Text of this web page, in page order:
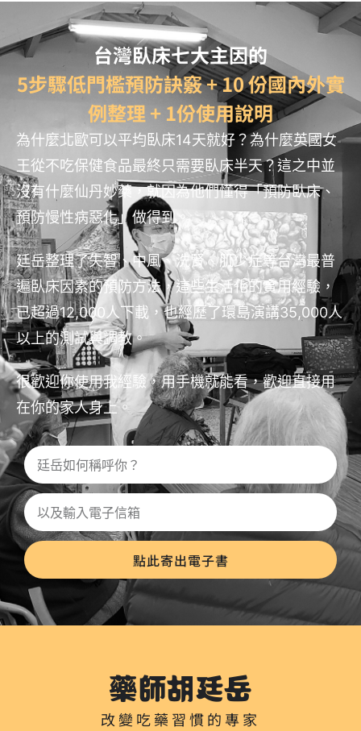
台灣臥床七大主因的
5步驟低門檻預防訣竅 + 10 份國內外實
例整理 + 1份使用說明
為什麼北歐可以平均臥床14天就好？為什麼英國女
王從不吃保健食品最終只需要臥床半天？這之中並
沒有什麼仙丹妙藥，就因為他們懂得「預防臥床、
預防慢性病惡化」做得到。
廷岳整理了失智、中風、洗腎、肌少症等台灣最普
遍臥床因素的預防方法，這些生活化的實用經驗，
已超過12,000人下載，也經歷了環島演講35,000人
以上的測試與調教。
很歡迎你使用我經驗，用手機就能看，歡迎直接用
在你的家人身上。
點此寄出電子書
藥師胡廷岳
改變吃藥習慣的專家